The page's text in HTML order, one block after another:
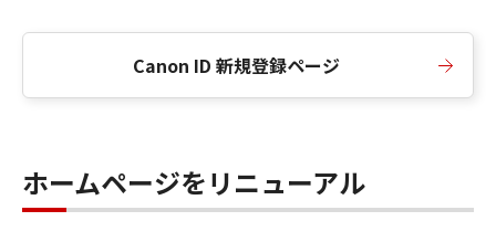
Canon ID 新規登録ページ
ホームページをリニューアル